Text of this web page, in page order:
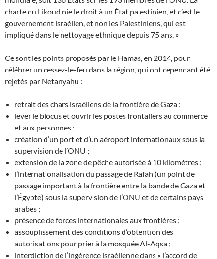
charte du Likoud nie le droit à un État palestinien, et c’est le
gouvernement israélien, et non les Palestiniens, qui est
impliqué dans le nettoyage ethnique depuis 75 ans. »
Ce sont les points proposés par le Hamas, en 2014, pour
célébrer un cessez-le-feu dans la région, qui ont cependant été
rejetés par Netanyahu :
retrait des chars israéliens de la frontière de Gaza ;
lever le blocus et ouvrir les postes frontaliers au commerce
et aux personnes ;
création d’un port et d’un aéroport internationaux sous la
supervision de l’ONU ;
extension de la zone de pêche autorisée à 10 kilomètres ;
l’internationalisation du passage de Rafah (un point de
passage important à la frontière entre la bande de Gaza et
l’Égypte) sous la supervision de l’ONU et de certains pays
arabes ;
présence de forces internationales aux frontières ;
assouplissement des conditions d’obtention des
autorisations pour prier à la mosquée Al-Aqsa ;
interdiction de l’ingérence israélienne dans « l’accord de